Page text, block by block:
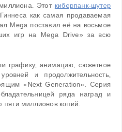
Этот киберпанк-шутер
как самая продаваемая
Mega поставил её на восьмое
игр на Mega Drive» за всю
графику, анимацию, сюжетное
и продолжительность,
«Next Generation». Серия
ряда наград и
пяти миллионов копий.